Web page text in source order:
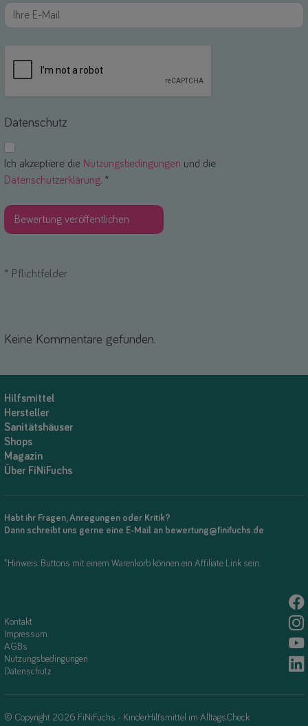
Datenschutz
Ich akzeptiere die Nutzungsbedingungen und die
Datenschutzerklärung. *
* Pflichtfelder
Keine Kommentare gefunden.
Hilfsmittel
Hersteller
Sanitätshäuser
Shops
Magazin
Über FiNiFuchs
Habt ihr Fragen, Anregungen oder Kritik?
Dann schreibt uns gerne eine E-Mail an bewertung@finifuchs.de
*Hinweis: Buttons mit einem Warenkorb können ein Affiliate Link sein.
Kontakt
Impressum
AGBs
Nutzungsbedingungen
Datenschutz
© Copyright 2026 FiNiFuchs - KinderHilfsmittel im AlltagsCheck